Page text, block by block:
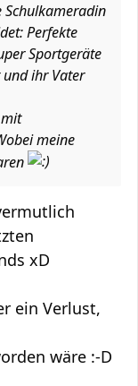
Schulkameradin
Perfekte
Sportgeräte
ihr Vater
meine
xD
ein Verlust,
wäre :-D